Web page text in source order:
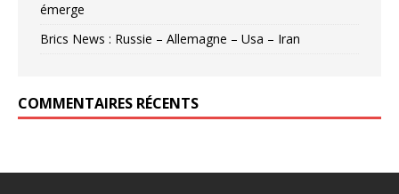
émerge
Brics News : Russie – Allemagne – Usa – Iran
COMMENTAIRES RÉCENTS